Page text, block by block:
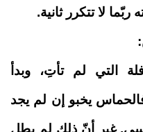
لا تتكرر ثانية.
التي لم تأتِ، وبدأ
يخبو إن لم يجد
غير أنّ ذلك لم يطل